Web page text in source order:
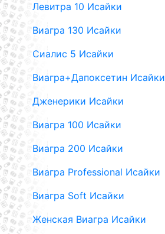
Левитра 10 Исайки
Виагра 130 Исайки
Сиалис 5 Исайки
Виагра+Дапоксетин Исайки
Дженерики Исайки
Виагра 100 Исайки
Виагра 200 Исайки
Виагра Professional Исайки
Виагра Soft Исайки
Женская Виагра Исайки